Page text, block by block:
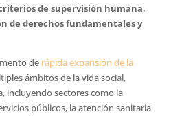
de supervisión humana,
de derechos fundamentales y
de rápida expansión de la
ámbitos de la vida social,
incluyendo sectores como la
públicos, la atención sanitaria